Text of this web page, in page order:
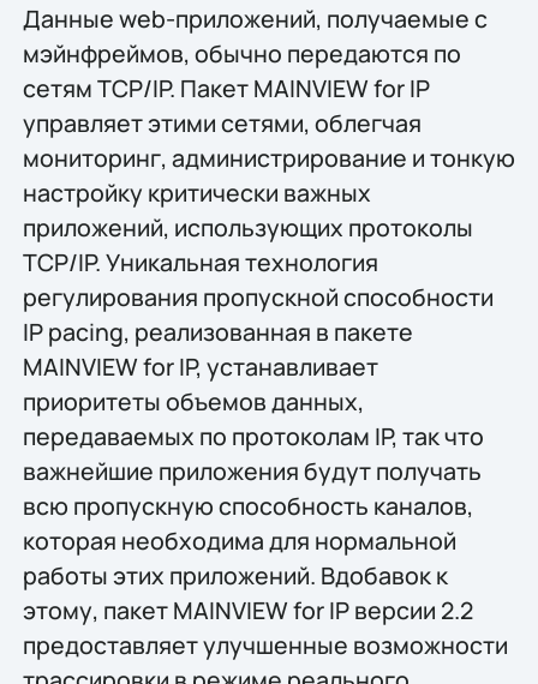
Данные web-приложений, получаемые с
мэйнфреймов, обычно передаются по
сетям TCP/IP. Пакет MAINVIEW for IP
управляет этими сетями, облегчая
мониторинг, администрирование и тонкую
настройку критически важных
приложений, использующих протоколы
TCP/IP. Уникальная технология
регулирования пропускной способности
IP pacing, реализованная в пакете
MAINVIEW for IP, устанавливает
приоритеты объемов данных,
передаваемых по протоколам IP, так что
важнейшие приложения будут получать
всю пропускную способность каналов,
которая необходима для нормальной
работы этих приложений. Вдобавок к
этому, пакет MAINVIEW for IP версии 2.2
предоставляет улучшенные возможности